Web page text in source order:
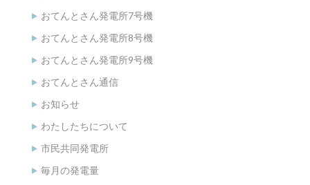
おてんとさん発電所7号機
おてんとさん発電所8号機
おてんとさん発電所9号機
おてんとさん通信
お知らせ
わたしたちについて
市民共同発電所
毎月の発電量